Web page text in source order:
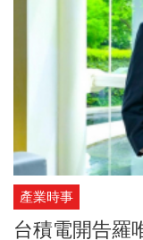
產業時事
台積電開告羅